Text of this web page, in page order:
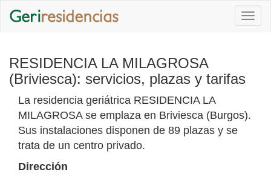
RESIDENCIA LA MILAGROSA
(Briviesca): servicios, plazas y tarifas
La residencia geriátrica RESIDENCIA LA
MILAGROSA se emplaza en Briviesca (Burgos).
Sus instalaciones disponen de 89 plazas y se
trata de un centro privado.
Dirección